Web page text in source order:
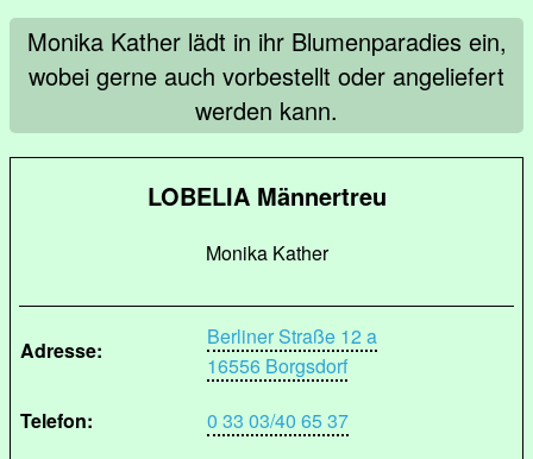
Monika Kather lädt in ihr Blumenparadies ein,
wobei gerne auch vorbestellt oder angeliefert
werden kann.
LOBELIA Männertreu
Monika Kather
Adresse:
Berliner Straße 12 a
16556 Borgsdorf
Telefon:
0 33 03/40 65 37